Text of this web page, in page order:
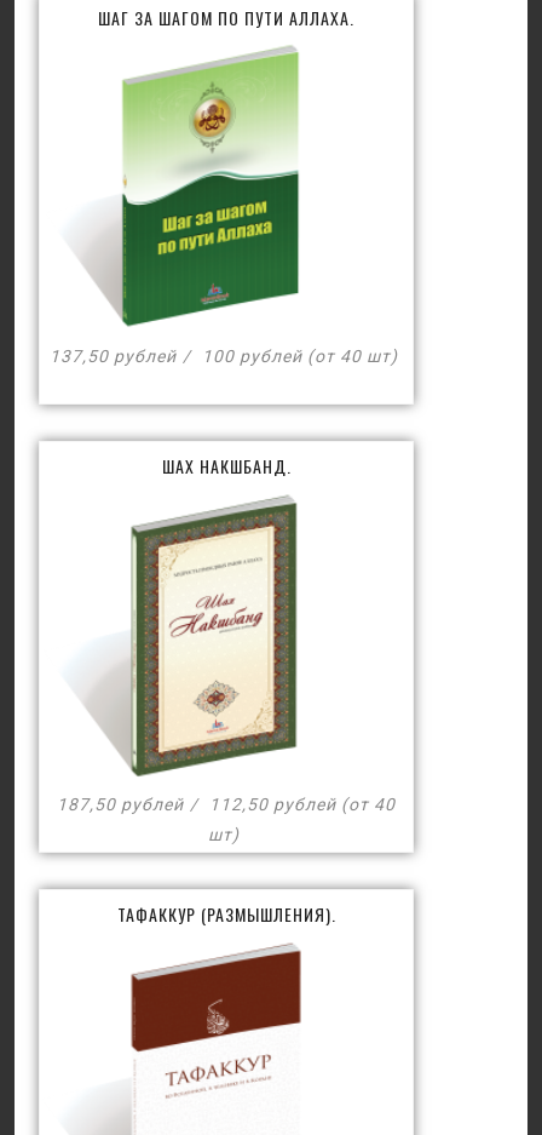
ШАГ ЗА ШАГОМ ПО ПУТИ АЛЛАХА.
137,50 рублей 100 рублей (от 40 шт)
ШАХ НАКШБАНД.
187,50 рублей
112,50 рублей (от 40
шт)
ТАФАККУР (РАЗМЫШЛЕНИЯ).